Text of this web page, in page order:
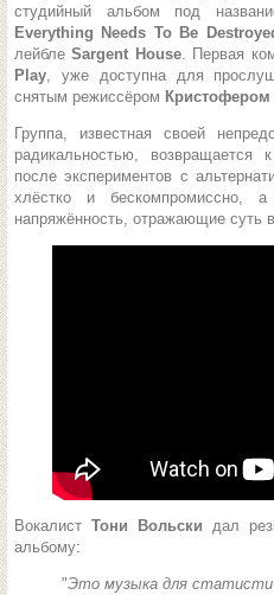
студийный альбом под
Everything Needs To Be
лейблеSargent House. Первая
Play, уже доступна для
снятым режиссёром Кристофером
Группа, известная своей
радикальностью, возвращается
после экспериментов с
хлёстко и бескомпромиссно,
напряжённость, отражающие суть
Вокалист Тони Вольски дал
альбому:
"Это музыка для